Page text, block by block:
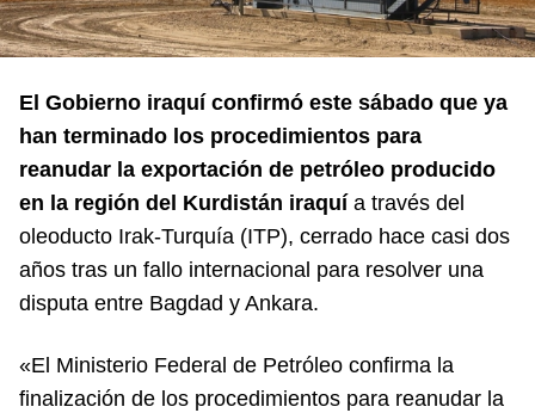
El Gobierno iraquí confirmó este sábado que ya
han terminado los procedimientos para
reanudar la exportación de petróleo producido
en la región del Kurdistán iraquía través del
oleoducto Irak-Turquía (ITP), cerrado hace casi dos
años tras un fallo internacional para resolver una
disputa entre Bagdad y Ankara.
«El Ministerio Federal de Petróleo confirma la
finalización de los procedimientos para reanudar la